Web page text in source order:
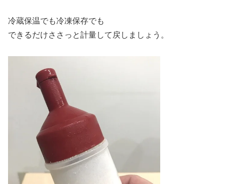
冷蔵保温でも冷凍保存でも
できるだけささっと計量して戻しましょう。